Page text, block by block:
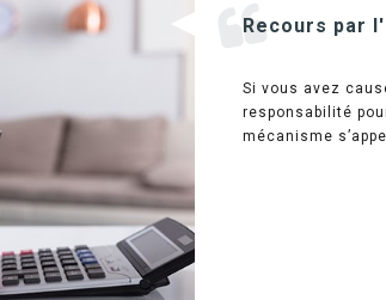
Recours par
Si vous avez
responsabilité
mécanisme